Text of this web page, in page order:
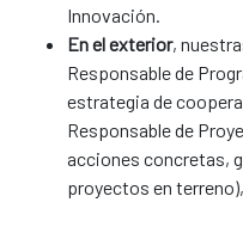
Innovación.
En el exterior,
Responsable de
estrategia de
Responsable de
acciones concretas,
proyectos en